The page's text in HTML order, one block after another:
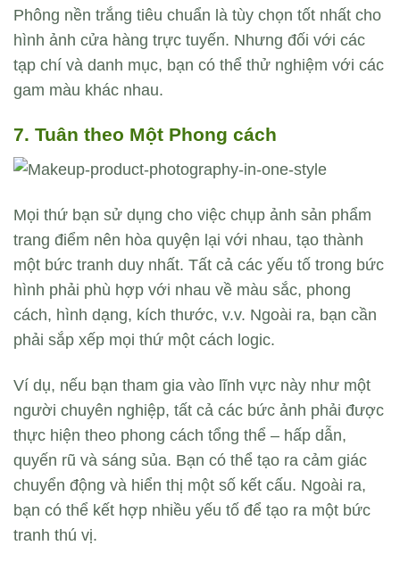
Phông nền trắng tiêu chuẩn là tùy chọn tốt nhất cho
hình ảnh cửa hàng trực tuyến. Nhưng đối với các
tạp chí và danh mục, bạn có thể thử nghiệm với các
gam màu khác nhau.
7. Tuân theo Một Phong cách
Mọi thứ bạn sử dụng cho việc chụp ảnh sản phẩm
trang điểm nên hòa quyện lại với nhau, tạo thành
một bức tranh duy nhất. Tất cả các yếu tố trong bức
hình phải phù hợp với nhau về màu sắc, phong
cách, hình dạng, kích thước, v.v. Ngoài ra, bạn cần
phải sắp xếp mọi thứ một cách logic.
Ví dụ, nếu bạn tham gia vào lĩnh vực này như một
người chuyên nghiệp, tất cả các bức ảnh phải được
thực hiện theo phong cách tổng thể – hấp dẫn,
quyến rũ và sáng sủa. Bạn có thể tạo ra cảm giác
chuyển động và hiển thị một số kết cấu. Ngoài ra,
bạn có thể kết hợp nhiều yếu tố để tạo ra một bức
tranh thú vị.